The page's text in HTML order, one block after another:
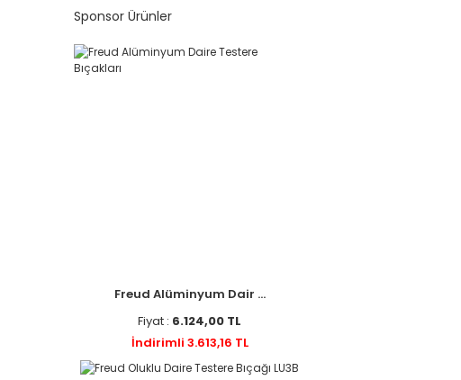
Sponsor Ürünler
Freud Alüminyum Dair ...
Fiyat : 6.124,00 TL
İndirimli 3.613,16 TL